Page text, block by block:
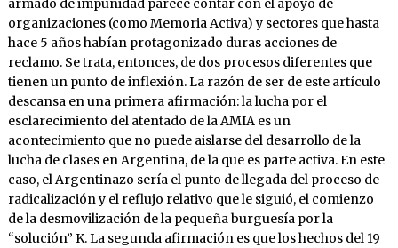
armado de impunidad parece contar con el apoyo de
organizaciones (como Memoria Activa) y sectores que hasta
hace 5 años habían protagonizado duras acciones de
reclamo. Se trata, entonces, de dos procesos diferentes que
tienen un punto de inflexión. La razón de ser de este artículo
descansa en una primera afirmación: la lucha por el
esclarecimiento del atentado de la AMIA es un
acontecimiento que no puede aislarse del desarrollo de la
lucha de clases en Argentina, de la que es parte activa. En este
caso, el Argentinazo sería el punto de llegada del proceso de
radicalización y el reflujo relativo que le siguió, el comienzo
de la desmovilización de la pequeña burguesía por la
“solución” K. La segunda afirmación es que los hechos del 19